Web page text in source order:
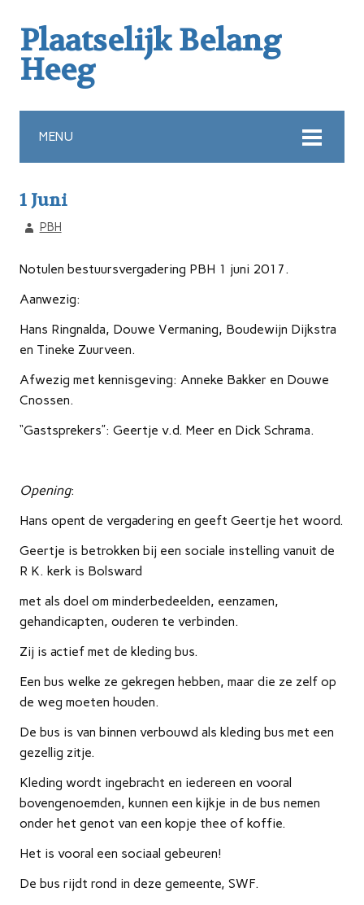
Plaatselijk Belang
Heeg
MENU
1 Juni
PBH
Notulen bestuursvergadering PBH 1 juni 2017.
Aanwezig:
Hans Ringnalda, Douwe Vermaning, Boudewijn Dijkstra
en Tineke Zuurveen.
Afwezig met kennisgeving: Anneke Bakker en Douwe
Cnossen.
“Gastsprekers”: Geertje v.d. Meer en Dick Schrama.
Opening:
Hans opent de vergadering en geeft Geertje het woord.
Geertje is betrokken bij een sociale instelling vanuit de
R K. kerk is Bolsward
met als doel om minderbedeelden, eenzamen,
gehandicapten, ouderen te verbinden.
Zij is actief met de kleding bus.
Een bus welke ze gekregen hebben, maar die ze zelf op
de weg moeten houden.
De bus is van binnen verbouwd als kleding bus met een
gezellig zitje.
Kleding wordt ingebracht en iedereen en vooral
bovengenoemden, kunnen een kijkje in de bus nemen
onder het genot van een kopje thee of koffie.
Het is vooral een sociaal gebeuren!
De bus rijdt rond in deze gemeente, SWF.